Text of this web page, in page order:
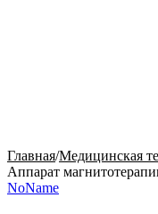
Главная/Медицинская
Аппарат
NoName